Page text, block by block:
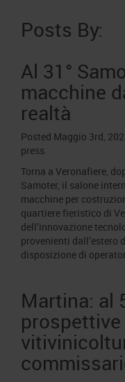
Parità di genere
Modello di
Codice Etico
Responsabilità Sociale
Certificazioni
Società trasparente
Compensi
Bilanci Societari
Servizi in quartiere per la
Lavora con noi
Contatti
Posts By:
Al 31°
macchine
realtà
Posted Maggio 3rd,
press.
Torna a Veronafiere,
Samoter, il salone
macchine per
quartiere fieristico di
dell’innovazione
provenienti dall’estero
disposizione di
Martina: al